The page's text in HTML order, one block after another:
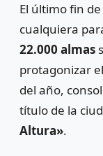
El último fin
cualquiera
22.000 almas
protagonizar
del año,
título de la
Altura».